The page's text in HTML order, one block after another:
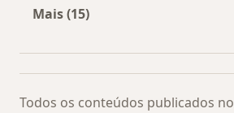
Mais (15)
Todos os conteúdos publicados no